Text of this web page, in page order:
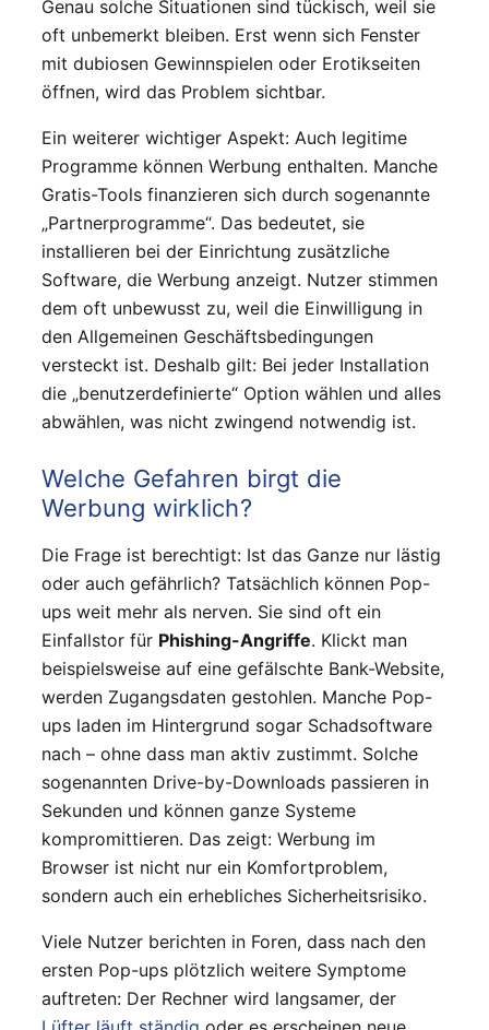
Genau solche Situationen sind tückisch, weil sie
oft unbemerkt bleiben. Erst wenn sich Fenster
mit dubiosen Gewinnspielen oder Erotikseiten
öffnen, wird das Problem sichtbar.
Ein weiterer wichtiger Aspekt: Auch legitime
Programme können Werbung enthalten. Manche
Gratis-Tools finanzieren sich durch sogenannte
„Partnerprogramme“. Das bedeutet, sie
installieren bei der Einrichtung zusätzliche
Software, die Werbung anzeigt. Nutzer stimmen
dem oft unbewusst zu, weil die Einwilligung in
den Allgemeinen Geschäftsbedingungen
versteckt ist. Deshalb gilt: Bei jeder Installation
die „benutzerdefinierte“ Option wählen und alles
abwählen, was nicht zwingend notwendig ist.
Welche Gefahren birgt die
Werbung wirklich?
Die Frage ist berechtigt: Ist das Ganze nur lästig
oder auch gefährlich? Tatsächlich können Pop-
ups weit mehr als nerven. Sie sind oft ein
Einfallstor für Phishing-Angriffe. Klickt man
beispielsweise auf eine gefälschte Bank-Website,
werden Zugangsdaten gestohlen. Manche Pop-
ups laden im Hintergrund sogar Schadsoftware
nach – ohne dass man aktiv zustimmt. Solche
sogenannten Drive-by-Downloads passieren in
Sekunden und können ganze Systeme
kompromittieren. Das zeigt: Werbung im
Browser ist nicht nur ein Komfortproblem,
sondern auch ein erhebliches Sicherheitsrisiko.
Viele Nutzer berichten in Foren, dass nach den
ersten Pop-ups plötzlich weitere Symptome
auftreten: Der Rechner wird langsamer, der